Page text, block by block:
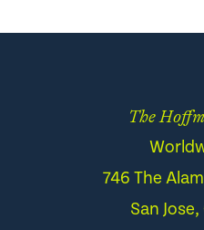
The
746 The
San